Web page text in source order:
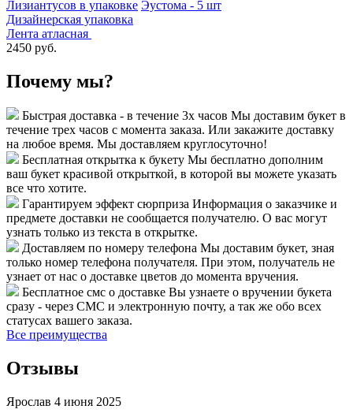
Лизиантусов в упаковке Эустома - 5 шт
Дизайнерская упаковка
Лента атласная
2450 руб.
Почему мы?
Быстрая доставка - в течение 3х часов Мы доставим букет в
течение трех часов с момента заказа. Или закажите доставку
на любое время. Мы доставляем круглосуточно!
Бесплатная открытка к букету Мы бесплатно дополним
ваш букет красивой открыткой, в которой вы можете указать
все что хотите.
Гарантируем эффект сюрприза Информация о заказчике и
предмете доставки не сообщается получателю. О вас могут
узнать только из текста в открытке.
Доставляем по номеру телефона Мы доставим букет, зная
только номер телефона получателя. При этом, получатель не
узнает от нас о доставке цветов до момента вручения.
Бесплатное смс о доставке Вы узнаете о вручении букета
сразу - через СМС и электронную почту, а так же обо всех
статусах вашего заказа.
Все преимущества
Отзывы
Ярослав 4 июня 2025